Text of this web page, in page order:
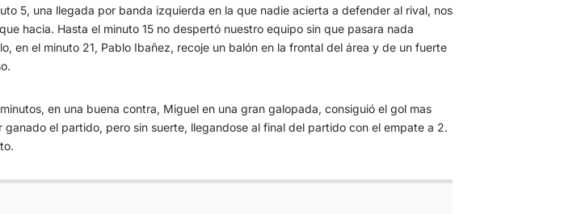
5, una llegada por banda izquierda en la que nadie acierta a defender al rival, nos
hacia. Hasta el minuto 15 no despertó nuestro equipo sin que pasara nada
en el minuto 21, Pablo Ibañez, recoje un balón en la frontal del área y de un fuerte
en una buena contra, Miguel en una gran galopada, consiguió el gol mas
el partido, pero sin suerte, llegandose al final del partido con el empate a 2.